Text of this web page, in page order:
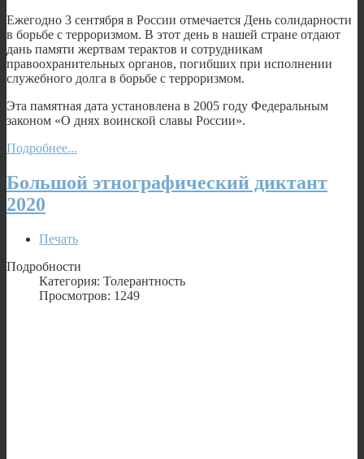
Ежегодно 3 сентября в России отмечается День солидарности
в борьбе с терроризмом. В этот день в нашей стране отдают
дань памяти жертвам терактов и сотрудникам
правоохранительных органов, погибших при исполнении
служебного долга в борьбе с терроризмом.
Эта памятная дата установлена в 2005 году Федеральным
законом «О днях воинской славы России».
Подробнее...
Большой этнографический диктант
2020
Печать
Подробности
Категория: Толерантность
Просмотров: 1249